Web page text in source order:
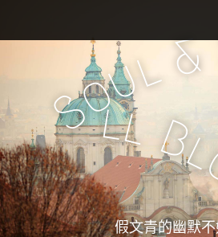
e
n
u
i
c
n
t
e
n
t
Soul&
ll B
假文青的幽默